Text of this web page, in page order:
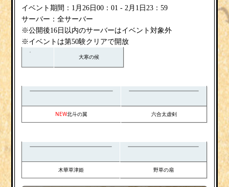
イベント期間：1月26日00：01 - 2月1日23：59
サーバー：全サーバー
※公開後16日以内のサーバーはイベント対象外
※イベントは第50験クリアで開放
大寒の候
NEW北斗の翼 六合太虚剣
木華草津姫 野草の扇